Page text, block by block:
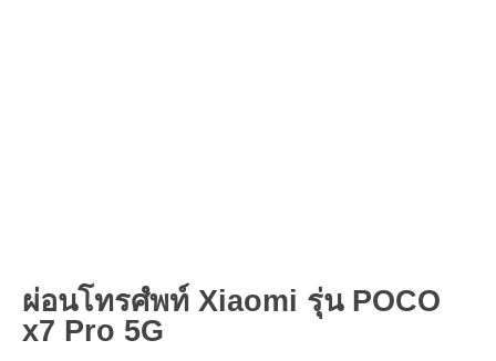
ผ่อนโทรศํพท์ Xiaomi รุ่น POCO
x7 Pro 5G